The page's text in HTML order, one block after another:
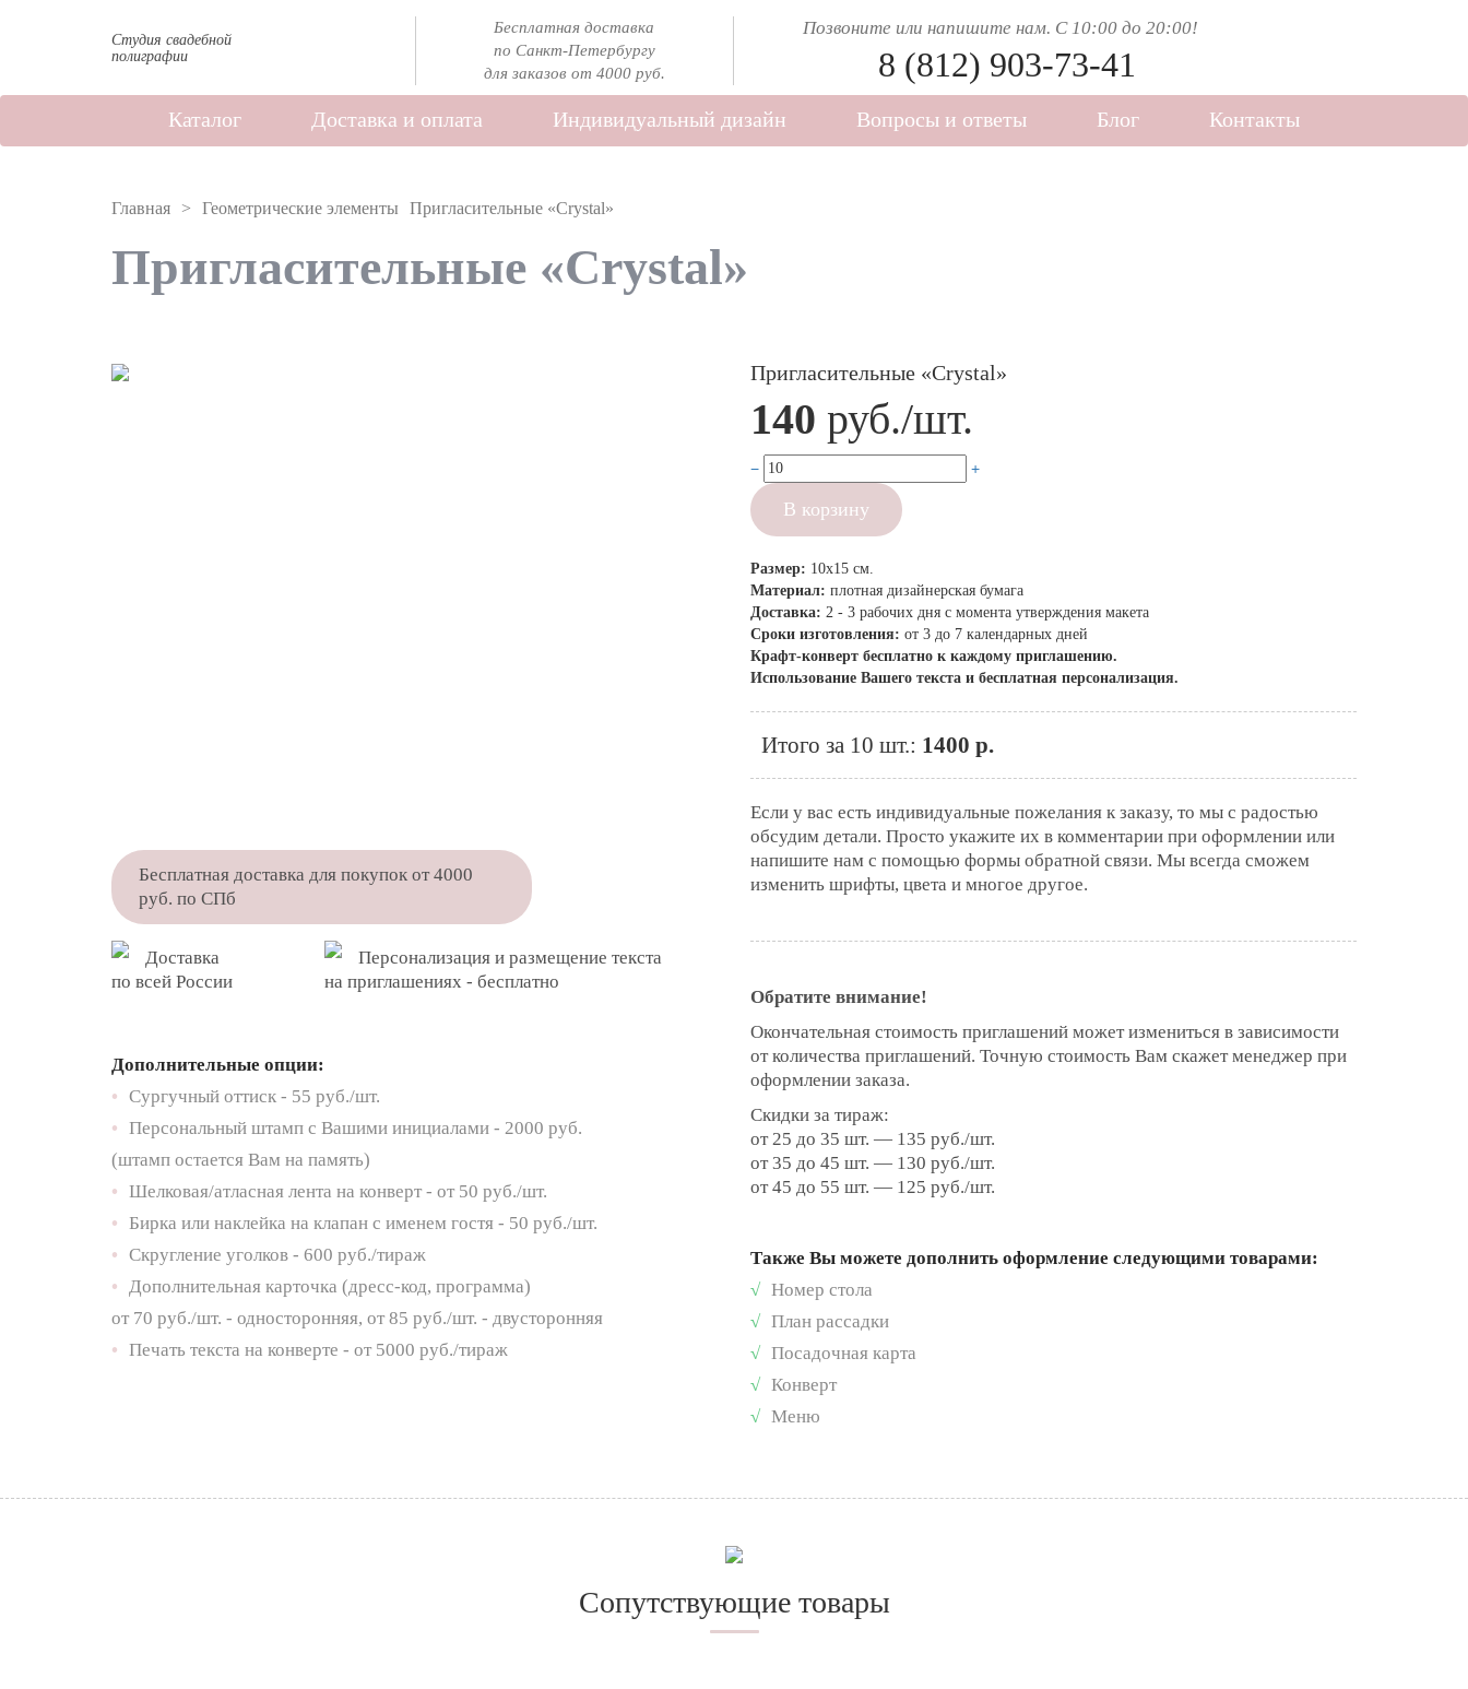
Студия свадебной
полиграфии
Бесплатная доставка
по Санкт-Петербургу
для заказов от 4000 руб.
Позвоните или напишите нам. C 10:00 до 20:00!
8 (812) 903-73-41
Каталог Доставка и оплата Индивидуальный дизайн Вопросы и ответы Блог Контакты
Главная Геометрические элементы Пригласительные «Crystal»
Пригласительные «Crystal»
Пригласительные «Crystal»
140 руб./шт.
В корзину
Размер: 10x15 см.
Материал: плотная дизайнерская бумага
Доставка: 2 - 3 рабочих дня с момента утверждения макета
Сроки изготовления: от 3 до 7 календарных дней
Крафт-конверт бесплатно к каждому приглашению.
Использование Вашего текста и бесплатная персонализация.
Итого за 10 шт.: 1400 р.
Бесплатная доставка для покупок от 4000
руб. по СПб
Доставка
по всей России
Персонализация и размещение текста
на приглашениях - бесплатно
Дополнительные опции:
• Сургучный оттиск - 55 руб./шт.
• Персональный штамп с Вашими инициалами - 2000 руб.
(штамп остается Вам на память)
• Шелковая/атласная лента на конверт - от 50 руб./шт.
• Бирка или наклейка на клапан с именем гостя - 50 руб./шт.
• Скругление уголков - 600 руб./тираж
• Дополнительная карточка (дресс-код, программа)
от 70 руб./шт. - односторонняя, от 85 руб./шт. - двусторонняя
• Печать текста на конверте - от 5000 руб./тираж
Если у вас есть индивидуальные пожелания к заказу, то мы с радостью
обсудим детали. Просто укажите их в комментарии при оформлении или
напишите нам с помощью формы обратной связи. Мы всегда сможем
изменить шрифты, цвета и многое другое.
Обратите внимание!
Окончательная стоимость приглашений может измениться в зависимости
от количества приглашений. Точную стоимость Вам скажет менеджер при
оформлении заказа.
Скидки за тираж:
от 25 до 35 шт. — 135 руб./шт.
от 35 до 45 шт. — 130 руб./шт.
от 45 до 55 шт. — 125 руб./шт.
Также Вы можете дополнить оформление следующими товарами:
√ Номер стола
√ План рассадки
√ Посадочная карта
√ Конверт
√ Меню
Сопутствующие товары